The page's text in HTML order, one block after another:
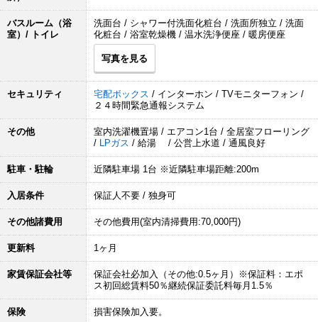
バスルーム（浴
室）/ トイレ
洗面台 / シャワー付洗面化粧台 / 洗面所独立 / 洗面
化粧台 / 浴室乾燥機 / 温水洗浄便座 / 暖房便座
写真を見る
セキュリティ 宅配ボックス / インターホン / TVモニターフォン /
２４時間緊急通報システム
その他
室内洗濯機置場 / エアコン1台 / 全居室フローリング
/ LPガス / 給湯 / 公営上水道 / 通風良好
駐車・駐輪 近隣駐車場 1台 ※近隣駐車場距離:200m
入居条件 保証人不要 / 独身可
その他諸費用 その他費用(室内清掃費用:70,000円)
更新料 1ヶ月
家賃保証会社等
保証会社必加入（その他:0.5ヶ月）※保証料：エポ
ス初回総賃料50％継続保証委託料毎月1.5％
保険 損害保険加入要。